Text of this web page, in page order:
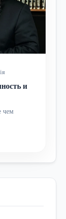
и
чем